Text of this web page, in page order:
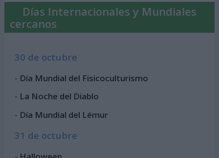
Días Internacionales y Mundiales
cercanos
30 de octubre
- Día Mundial del Fisicoculturismo
- La Noche del Diablo
- Día Mundial del Lémur
31 de octubre